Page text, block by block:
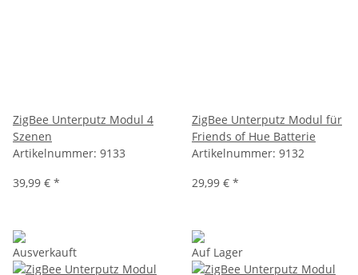
ZigBee Unterputz Modul 4
Szenen
Artikelnummer: 9133
39,99 € *
ZigBee Unterputz Modul für
Friends of Hue Batterie
Artikelnummer: 9132
29,99 € *
Ausverkauft Auf Lager